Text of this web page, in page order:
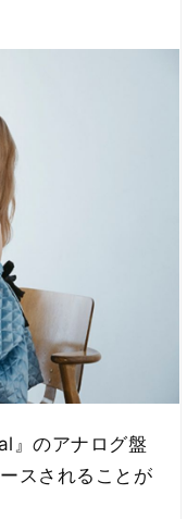
』のアナログ盤
スされることが